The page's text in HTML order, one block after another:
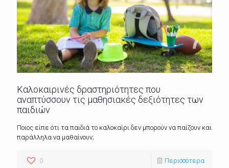
Καλοκαιρινές δραστηριότητες που
αναπτύσσουν τις μαθησιακές δεξιότητες των
παιδιών
Ποιος είπε ότι τα παιδιά το καλοκαίρι δεν μπορούν να παίζουν και
παράλληλα να μαθαίνουν;
0 Περισσότερα